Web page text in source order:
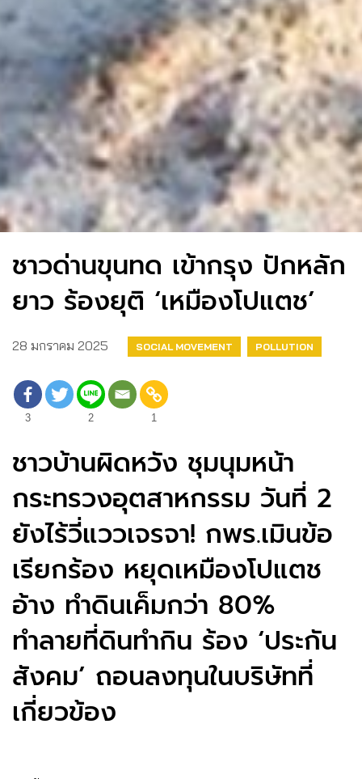
ชาวด่านขุนทด เข้ากรุง ปักหลัก
ยาว ร้องยุติ ‘เหมืองโปแตช’
28 มกราคม 2025 SOCIAL MOVEMENT POLLUTION
3 2 1
ชาวบ้านผิดหวัง ชุมนุมหน้า
กระทรวงอุตสาหกรรม วันที่ 2
ยังไร้วี่แววเจรจา! กพร.เมินข้อ
เรียกร้อง หยุดเหมืองโปแตช
อ้าง ทำดินเค็มกว่า 80%
ทำลายที่ดินทำกิน ร้อง ‘ประกัน
สังคม’ ถอนลงทุนในบริษัทที่
เกี่ยวข้อง